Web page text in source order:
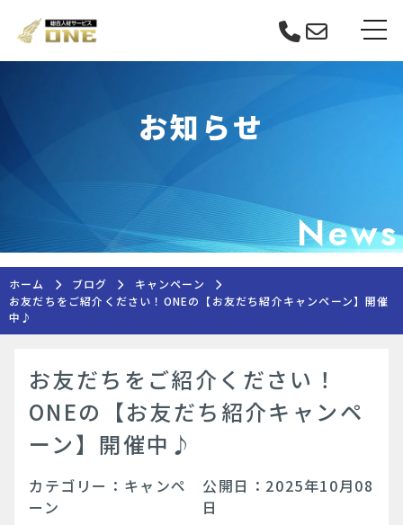
to
お知らせ
News
ホーム ブログ
キャンペーン
お友だちをご紹介ください！ONEの【お友だち紹介キャンペーン】開催
中♪
お友だちをご紹介ください！
ONEの【お友だち紹介キャンペ
ーン】開催中♪
カテゴリー：キャンペ
ーン
公開日： 2025年10月08
日